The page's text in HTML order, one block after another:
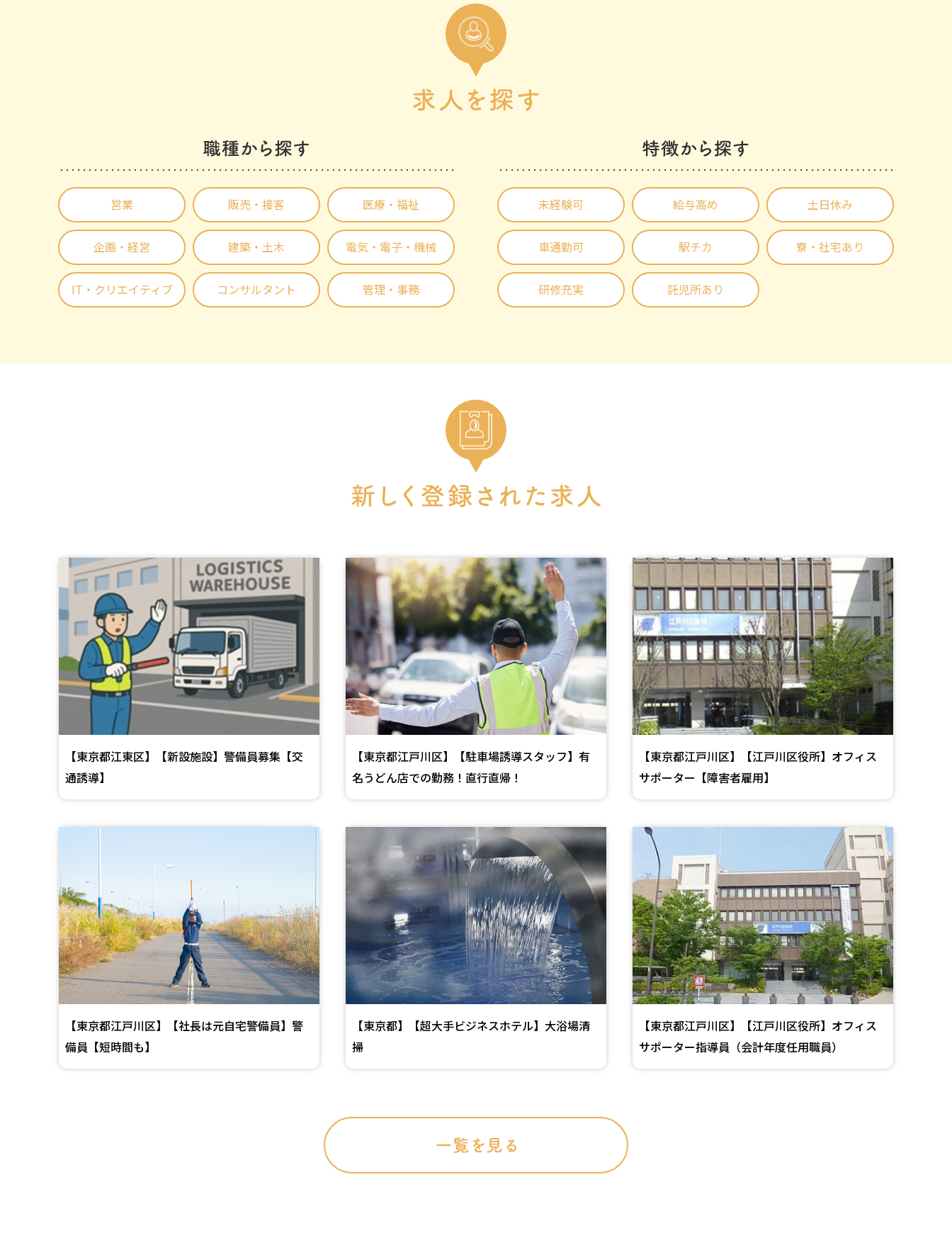
営業 販売・接客 医療・福祉
企画・経営 建築・土木 電気・電子・機械
IT・クリエイティブ コンサルタント 管理・事務
未経験可 給与高め 土日休み
車通勤可 駅チカ 寮・社宅あり
研修充実 託児所あり
【東京都江東区】【新設施設】警備員募集【交
通誘導】
【東京都江戸川区】【駐車場誘導スタッフ】有
名うどん店での勤務！直行直帰！
【東京都江戸川区】【江戸川区役所】オフィス
サポーター【障害者雇用】
【東京都江戸川区】【社長は元自宅警備員】警
備員【短時間も】
【東京都】【超大手ビジネスホテル】大浴場清
掃
【東京都江戸川区】【江戸川区役所】オフィス
サポーター指導員（会計年度任用職員）